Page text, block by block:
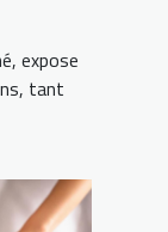
!
expose
tant